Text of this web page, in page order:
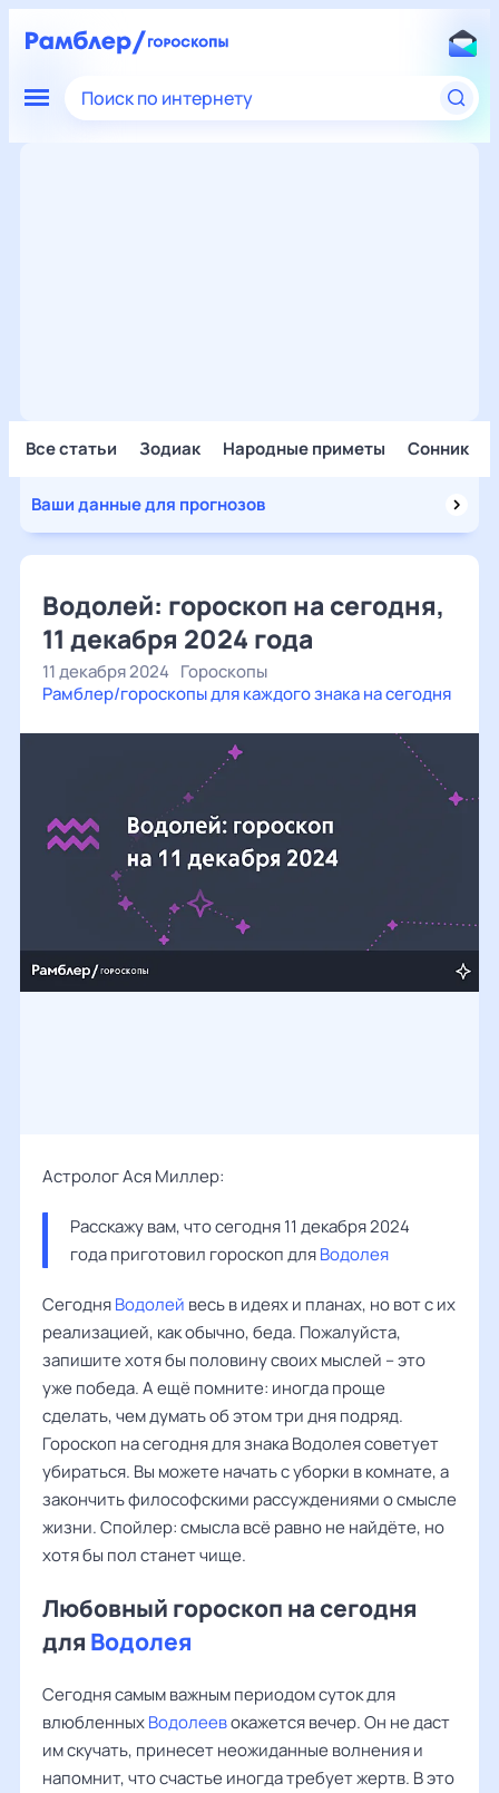
Поиск по интернету
Все статьи Зодиак Народные приметы Сонник
Ваши данные для прогнозов
Водолей: гороскоп на сегодня,
11 декабря 2024 года
11 декабря 2024 Гороскопы
Рамблер/гороскопы для каждого знака на сегодня
Астролог Ася Миллер:
Расскажу вам, что сегодня 11 декабря 2024
года приготовил гороскоп для Водолея
СегодняВодолей весь в идеях и планах, но вот с их
реализацией, как обычно, беда. Пожалуйста,
запишите хотя бы половину своих мыслей – это
уже победа. А ещё помните: иногда проще
сделать, чем думать об этом три дня подряд.
Гороскоп на сегодня для знака Водолея советует
убираться. Вы можете начать с уборки в комнате, а
закончить философскими рассуждениями о смысле
жизни. Спойлер: смысла всё равно не найдёте, но
хотя бы пол станет чище.
Любовный гороскоп на сегодня
для Водолея
Сегодня самым важным периодом суток для
влюбленныхВодолеевокажется вечер. Он не даст
им скучать, принесет неожиданные волнения и
напомнит, что счастье иногда требует жертв. В это